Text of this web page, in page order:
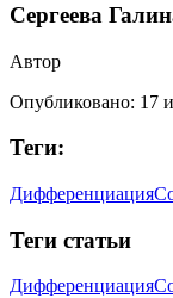
Сергеева
Автор
Опубликовано: 17
Теги:
Дифференциация
Теги статьи
Дифференциация